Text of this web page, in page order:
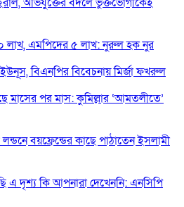
লাখ, এমপিদের ৫ লাখ: নুরুল হক নুর
ইউনূস, বিএনপির বিবেচনায় মির্জা ফখরুল
মাসের পর মাস: কুমিল্লার ‘আমতলীতে’
বয়ফ্রেন্ডের কাছে পাঠাতেন ইসলামী
এ দৃশ্য কি আপনারা দেখেননি: এনসিপি